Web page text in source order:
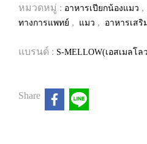
หมวดหมู่ : อาหารเปียกน้องแมว ,
ทางการแพทย์ , แมว , อาหารเสริ
แบรนด์ : S-MELLOW(เอสเมลโล
Share